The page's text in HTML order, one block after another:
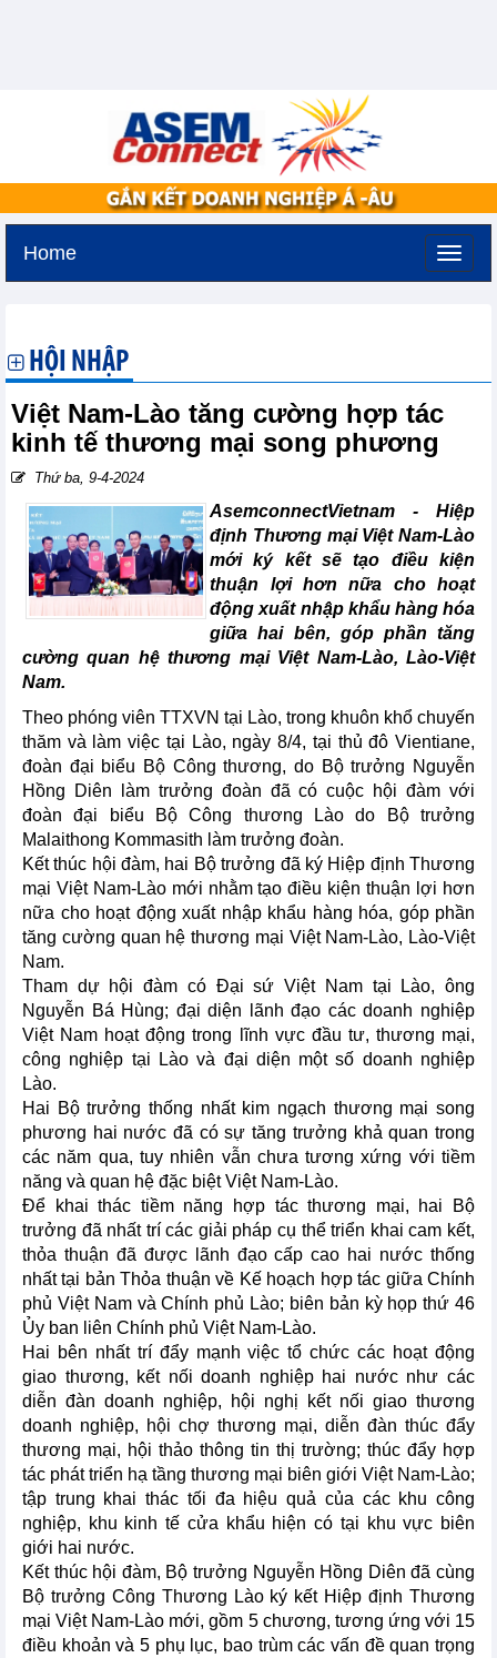
Home
HỘI NHẬP
Việt Nam-Lào tăng cường hợp tác
kinh tế thương mại song phương
Thứ ba, 9-4-2024
AsemconnectVietnam - Hiệp
định Thương mại Việt Nam-Lào
mới ký kết sẽ tạo điều kiện
thuận lợi hơn nữa cho hoạt
động xuất nhập khẩu hàng hóa
giữa hai bên, góp phần tăng
cường quan hệ thương mại Việt Nam-Lào, Lào-Việt
Nam.
Theo phóng viên TTXVN tại Lào, trong khuôn khổ chuyến
thăm và làm việc tại Lào, ngày 8/4, tại thủ đô Vientiane,
đoàn đại biểu Bộ Công thương, do Bộ trưởng Nguyễn
Hồng Diên làm trưởng đoàn đã có cuộc hội đàm với
đoàn đại biểu Bộ Công thương Lào do Bộ trưởng
Malaithong Kommasith làm trưởng đoàn.
Kết thúc hội đàm, hai Bộ trưởng đã ký Hiệp định Thương
mại Việt Nam-Lào mới nhằm tạo điều kiện thuận lợi hơn
nữa cho hoạt động xuất nhập khẩu hàng hóa, góp phần
tăng cường quan hệ thương mại Việt Nam-Lào, Lào-Việt
Nam.
Tham dự hội đàm có Đại sứ Việt Nam tại Lào, ông
Nguyễn Bá Hùng; đại diện lãnh đạo các doanh nghiệp
Việt Nam hoạt động trong lĩnh vực đầu tư, thương mại,
công nghiệp tại Lào và đại diện một số doanh nghiệp
Lào.
Hai Bộ trưởng thống nhất kim ngạch thương mại song
phương hai nước đã có sự tăng trưởng khả quan trong
các năm qua, tuy nhiên vẫn chưa tương xứng với tiềm
năng và quan hệ đặc biệt Việt Nam-Lào.
Để khai thác tiềm năng hợp tác thương mại, hai Bộ
trưởng đã nhất trí các giải pháp cụ thể triển khai cam kết,
thỏa thuận đã được lãnh đạo cấp cao hai nước thống
nhất tại bản Thỏa thuận về Kế hoạch hợp tác giữa Chính
phủ Việt Nam và Chính phủ Lào; biên bản kỳ họp thứ 46
Ủy ban liên Chính phủ Việt Nam-Lào.
Hai bên nhất trí đẩy mạnh việc tổ chức các hoạt động
giao thương, kết nối doanh nghiệp hai nước như các
diễn đàn doanh nghiệp, hội nghị kết nối giao thương
doanh nghiệp, hội chợ thương mại, diễn đàn thúc đẩy
thương mại, hội thảo thông tin thị trường; thúc đẩy hợp
tác phát triển hạ tầng thương mại biên giới Việt Nam-Lào;
tập trung khai thác tối đa hiệu quả của các khu công
nghiệp, khu kinh tế cửa khẩu hiện có tại khu vực biên
giới hai nước.
Kết thúc hội đàm, Bộ trưởng Nguyễn Hồng Diên đã cùng
Bộ trưởng Công Thương Lào ký kết Hiệp định Thương
mại Việt Nam-Lào mới, gồm 5 chương, tương ứng với 15
điều khoản và 5 phụ lục, bao trùm các vấn đề quan trọng